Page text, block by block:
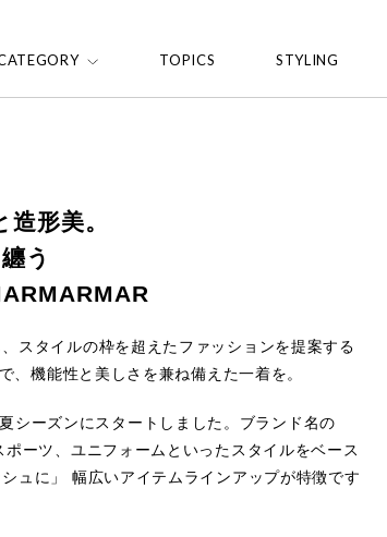
TOPICS STYLING
形美。
う
スタイルの枠を超えたファッションを提案する
機能性と美しさを兼ね備えた一着を。
シーズンにスタートしました。ブランド名の
ーツ、ユニフォームといったスタイルをベース
ュに」 幅広いアイテムラインアップが特徴です​